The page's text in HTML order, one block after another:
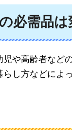
必需品
や高齢者など
し方などによ